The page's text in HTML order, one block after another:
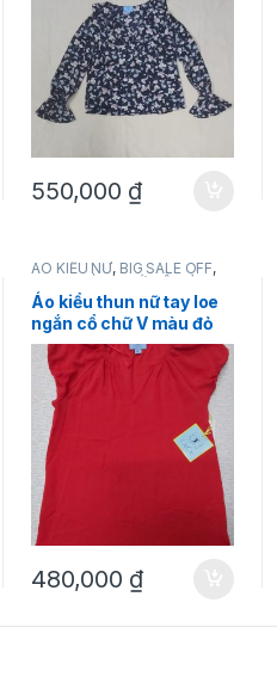
550,000 ₫
ÁO KIỂU NỮ, BIG SALE OFF,
HÀNG MỚI VỀ
SẢN
PHẨM KHUYẾN MÃI,THỜI
TRANG NỮ
Áo kiểu thun nữ tay loe
ngắn cổ chữ V màu đỏ
CeCe size XS hàng mỹ
chính hãng
480,000 ₫